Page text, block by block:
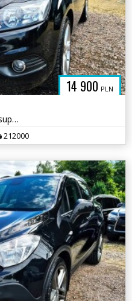
14 900 PLN
BENZYNA * nawigacja * LIFT * super * okazja * POLECAMY
212000